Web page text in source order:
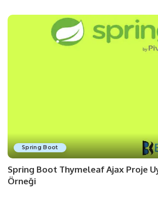
Spring Boot
Spring Boot Thymeleaf Ajax Proje
Örneği